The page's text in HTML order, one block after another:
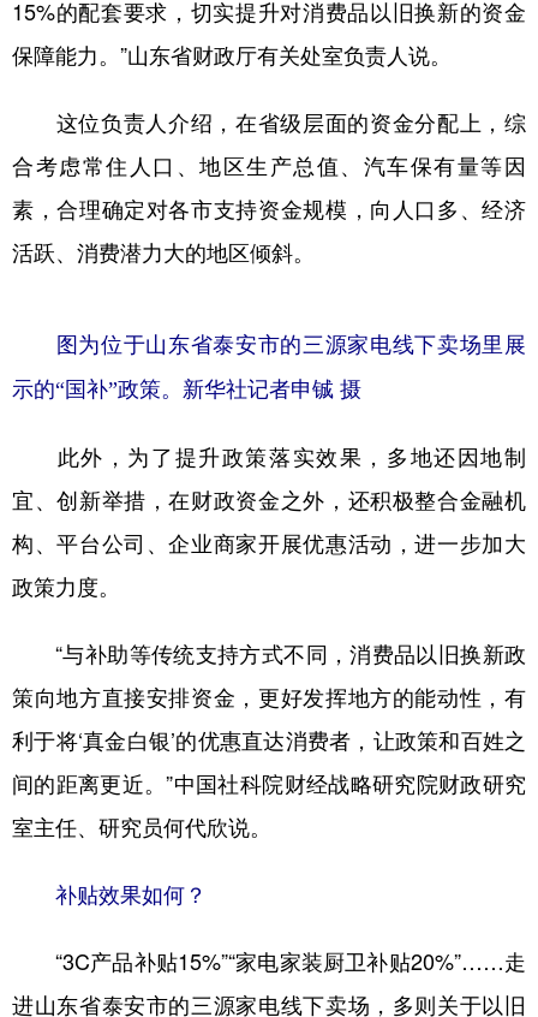
15%的配套要求，切实提升对消费品以旧换新的资金
保障能力。”山东省财政厅有关处室负责人说。
这位负责人介绍，在省级层面的资金分配上，综
合考虑常住人口、地区生产总值、汽车保有量等因
素，合理确定对各市支持资金规模，向人口多、经济
活跃、消费潜力大的地区倾斜。
图为位于山东省泰安市的三源家电线下卖场里展
示的“国补”政策。新华社记者申铖 摄
此外，为了提升政策落实效果，多地还因地制
宜、创新举措，在财政资金之外，还积极整合金融机
构、平台公司、企业商家开展优惠活动，进一步加大
政策力度。
“与补助等传统支持方式不同，消费品以旧换新政
策向地方直接安排资金，更好发挥地方的能动性，有
利于将‘真金白银’的优惠直达消费者，让政策和百姓之
间的距离更近。”中国社科院财经战略研究院财政研究
室主任、研究员何代欣说。
补贴效果如何？
“3C产品补贴15%”“家电家装厨卫补贴20%”……走
进山东省泰安市的三源家电线下卖场，多则关于以旧